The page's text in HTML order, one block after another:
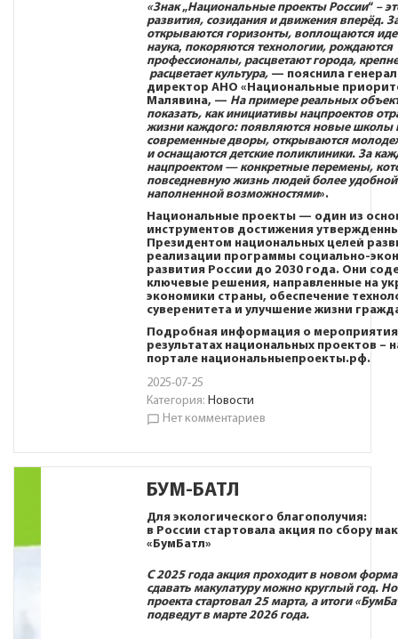
«Знак„Национальные проекты России“–
развития, созидания и движения вперёд.
открываются горизонты, воплощаются
наука, покоряются технологии, рождаются
профессионалы, расцветают города,
расцветает культура, — пояснила
директор АНО «Национальные
Малявина, — На примере реальных
показать, как инициативы нацпроектов
жизни каждого: появляются новые школы
современные дворы, открываются
и оснащаются детские поликлиники. За
нацпроектом — конкретные перемены,
повседневную жизнь людей более
наполненной возможностями».
Национальные проекты — один из
инструментов достижения
Президентом национальных целей
реализации программы социально-
развития России до 2030 года. Они
ключевые решения, направленные на
экономики страны, обеспечение
суверенитета и улучшение жизни
Подробная информация о
результатах национальных проектов –
портале национальныепроекты.рф.
2025-07-25
Категория: Новости
chat_bubble_outline Нет комментариев
БУМ-БАТЛ
Для экологического благополучия:
в России стартовала акция по сбору
«БумБатл»
С 2025 года акция проходит в новом
сдавать макулатуру можно круглый год.
проекта стартовал 25 марта, а итоги
подведут в марте 2026 года.